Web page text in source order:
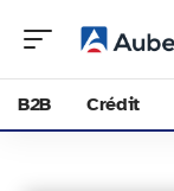
B2B Crédit